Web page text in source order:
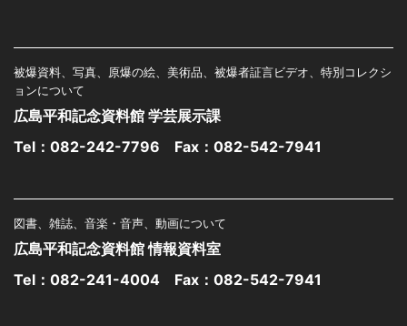
被爆資料、写真、原爆の絵、美術品、被爆者証言ビデオ、特別コレクシ
ョンについて
広島平和記念資料館 学芸展示課
Tel： 082-242-7796 Fax：082-542-7941
図書、雑誌、音楽・音声、動画について
広島平和記念資料館 情報資料室
Tel： 082-241-4004 Fax：082-542-7941